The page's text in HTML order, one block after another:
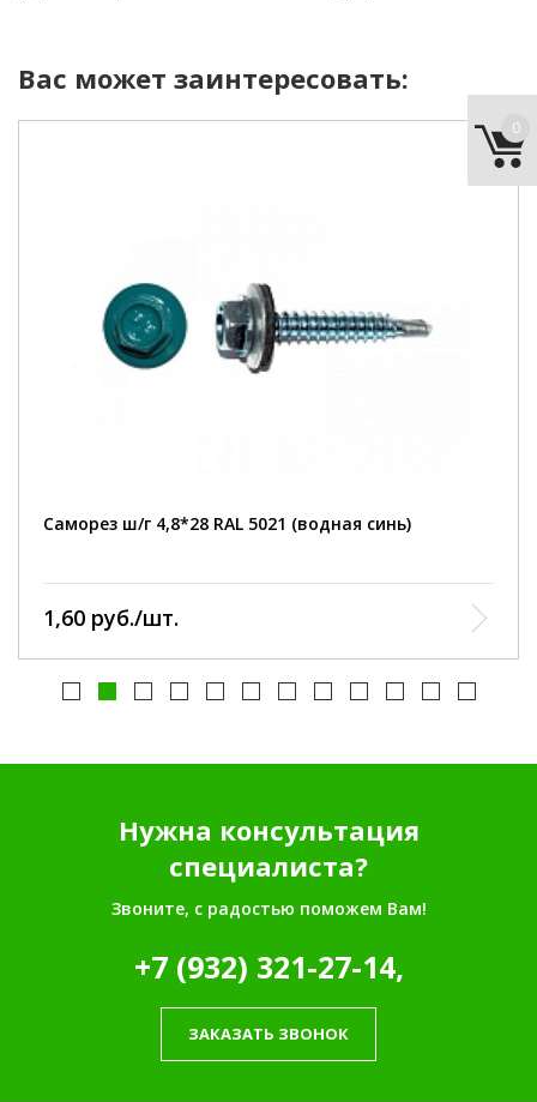
Вас может заинтересовать:
Саморез ш/г 4,8*28 RAL 5021 (водная синь)
наконечник:
1,60 руб./шт.
Нужна консультация
специалиста?
Звоните, с радостью поможем Вам!
+7 (932) 321-27-14,
ЗАКАЗАТЬ ЗВОНОК
0